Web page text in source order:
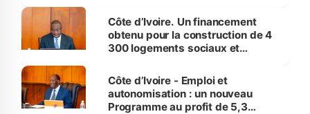
Côte d’Ivoire. Un financement
obtenu pour la construction de 4
300 logements sociaux et
et Yamoussoukro
Côte d’Ivoire - Emploi et
autonomisation : un nouveau
Programme au profit de 5,3